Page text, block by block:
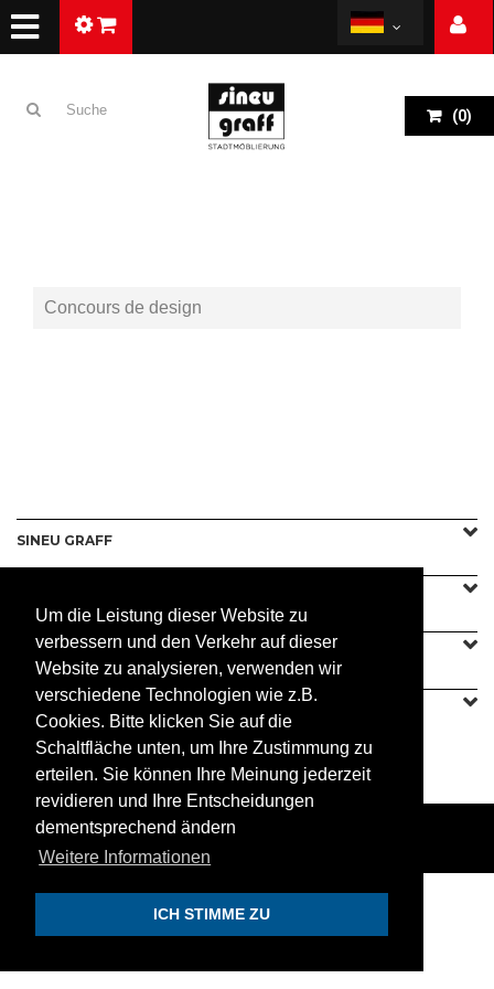
Um die Leistung dieser Website zu
verbessern und den Verkehr auf dieser
Website zu analysieren, verwenden wir
verschiedene Technologien wie z.B.
Cookies. Bitte klicken Sie auf die
Schaltfläche unten, um Ihre Zustimmung zu
erteilen. Sie können Ihre Meinung jederzeit
revidieren und Ihre Entscheidungen
dementsprechend ändern
Weitere Informationen
ICH STIMME ZU
(0)
Concours de design
SINEU GRAFF
MIT UNS VERBINDEN
INFORMATION
© 2019 Sineu Graff. Alle rechte vorbehalten.